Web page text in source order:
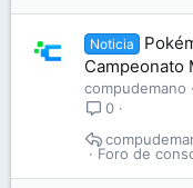
Noticia
Campeonato
compudemano
0
Foro de